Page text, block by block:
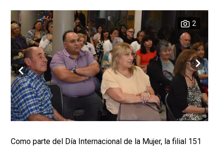
2
Como parte del Día Internacional de la Mujer, la filial 151